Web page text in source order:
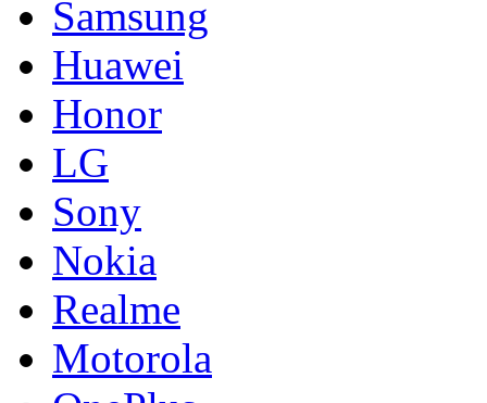
Samsung
Huawei
Honor
LG
Sony
Nokia
Realme
Motorola